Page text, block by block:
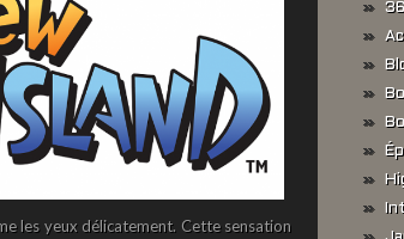
les yeux délicatement. Cette sensation